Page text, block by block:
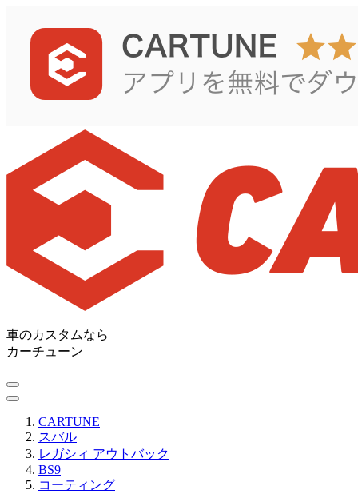
車のカスタムなら
カーチューン
CARTUNE
スバル
レガシィ アウトバック
BS9
コーティング